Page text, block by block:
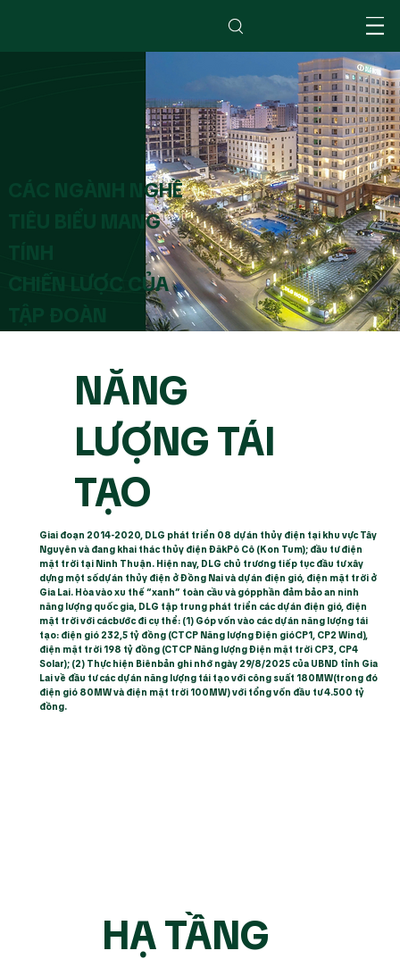
CÁC NGÀNH NGHỀ
TIÊU BIỂU MANG
CHIẾN LƯỢC CỦA
NĂNG
LƯỢNG TÁI
TẠO
Giai đoạn 2014-2020, DLG phát triển 08 dự án thủy điện tại khu vực Tây
Nguyên và đang khai thác thủy điện ĐăkPô Cô (Kon Tum); đầu tư điện
mặt trời tại Ninh Thuận. Hiện nay, DLG chủ trương tiếp tục đầu tư xây
dựng một sốdự án thủy điện ở Đồng Nai và dự án điện gió, điện mặt trời ở
Gia Lai. Hòa vào xu thế “xanh” toàn cầu và gópphần đảm bảo an ninh
năng lượng quốc gia, DLG tập trung phát triển các dự án điện gió, điện
mặt trời với cácbước đi cụ thể: (1) Góp vốn vào các dự án năng lượng tái
tạo: điện gió 232,5 tỷ đồng (CTCP Năng lượng Điện gióCP1, CP2 Wind),
điện mặt trời 198 tỷ đồng (CTCP Năng lượng Điện mặt trời CP3, CP4
Solar); (2) Thực hiện Biênbản ghi nhớ ngày 29/8/2025 của UBND tỉnh Gia
Lai về đầu tư các dự án năng lượng tái tạo với công suất 180MW(trong đó
điện gió 80MW và điện mặt trời 100MW) với tổng vốn đầu tư 4.500 tỷ
đồng.
HẠ TẦNG